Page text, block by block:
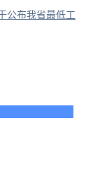
公布我省最低工